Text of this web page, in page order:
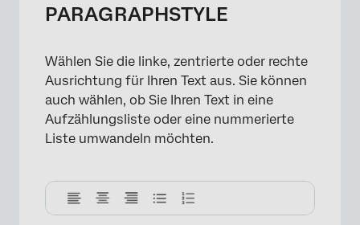
PARAGRAPHSTYLE
Wählen Sie die linke, zentrierte oder rechte
Ausrichtung für Ihren Text aus. Sie können
auch wählen, ob Sie Ihren Text in eine
Aufzählungsliste oder eine nummerierte
Liste umwandeln möchten.